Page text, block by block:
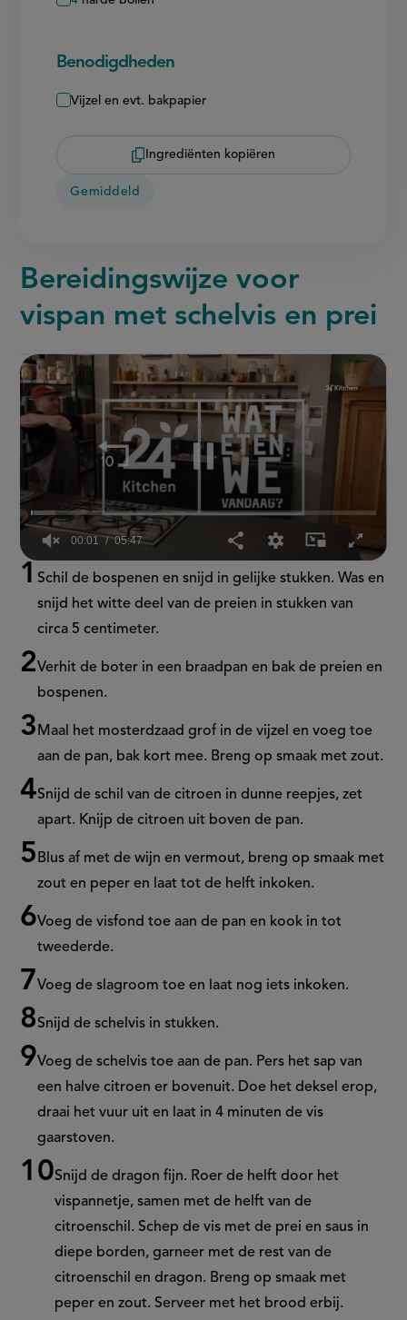
Benodigdheden
Vijzel en evt. bakpapier
Ingrediënten kopiëren
Gemiddeld
Bereidingswijze voor
vispan met schelvis en prei
0
seconds
minutes,
seconds
00:02 05:47
Schil de bospenen en snijd in gelijke stukken.Was en
snijd het witte deel van de preien in stukken van
circa 5 centimeter.
Verhit de boter in een braadpan en bak de preien en
bospenen.
Maal het mosterdzaad grof in de vijzel en voeg toe
aan de pan, bak kort mee. Breng op smaak met zout.
Snijd de schil van de citroen in dunne reepjes, zet
apart. Knijp de citroen uit boven de pan.
Blus af met de wijn en vermout, breng op smaak met
zout en peper en laat tot de helft inkoken.
Voeg de visfond toe aan de pan en kook in tot
tweederde.
Voeg de slagroom toe en laat nog iets inkoken.
Snijd de schelvis in stukken.
Voeg de schelvis toe aan de pan. Pers het sap van
een halve citroen er bovenuit. Doe het deksel erop,
draai het vuur uit en laat in 4 minuten de vis
gaarstoven.
Snijd de dragon fijn. Roer de helft door het
vispannetje, samen met de helft van de
citroenschil. Schep de vis met de prei en saus in
diepe borden, garneer met de rest van de
citroenschil en dragon. Breng op smaak met
peper en zout.Serveer met het brooderbij.